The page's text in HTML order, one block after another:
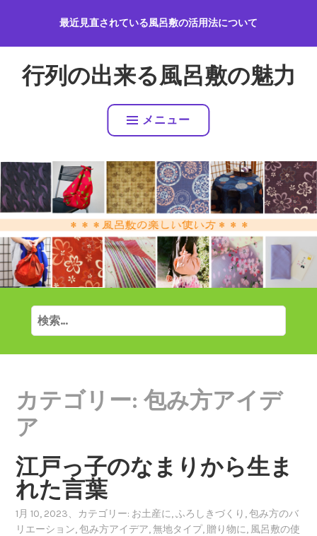
テ
プ
最近見直されている風呂敷の活用法について
行列の出来る風呂敷の魅力
メニュー
検
索:
カテゴリー:包み方アイデ
ア
江戸っ子のなまりから生ま
れた言葉
1月 10, 2023、カテゴリー: お土産に,ふろしきづくり ,包み方のバ
リエーション,包み方アイデア,無地タイプ, 贈り物に, 風呂敷の使